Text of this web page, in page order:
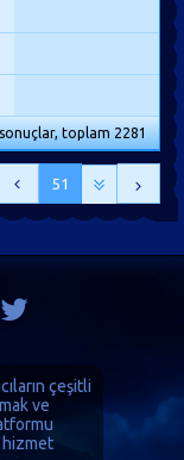
toplam 2281
51
çeşitli
ve
hizmet